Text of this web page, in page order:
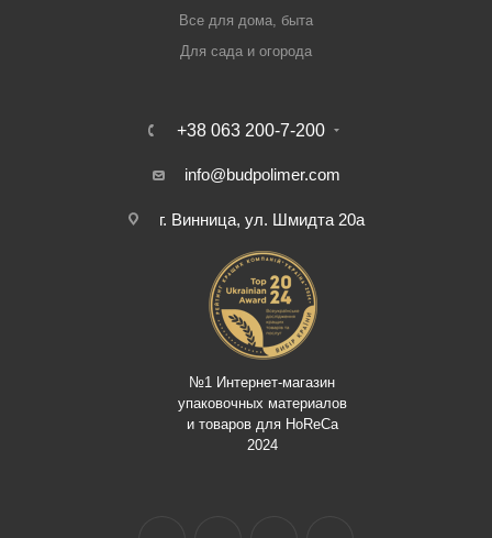
Все для дома, быта
Для сада и огорода
+38 063 200-7-200
info@budpolimer.com
г. Винница, ул. Шмидта 20а
№1 Интернет-магазин
упаковочных материалов
и товаров для HoReCa
2024